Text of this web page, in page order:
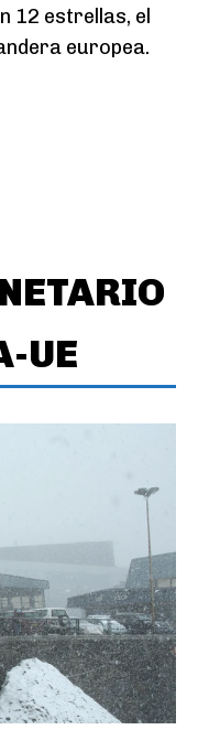
12 estrellas, el
europea.
UE